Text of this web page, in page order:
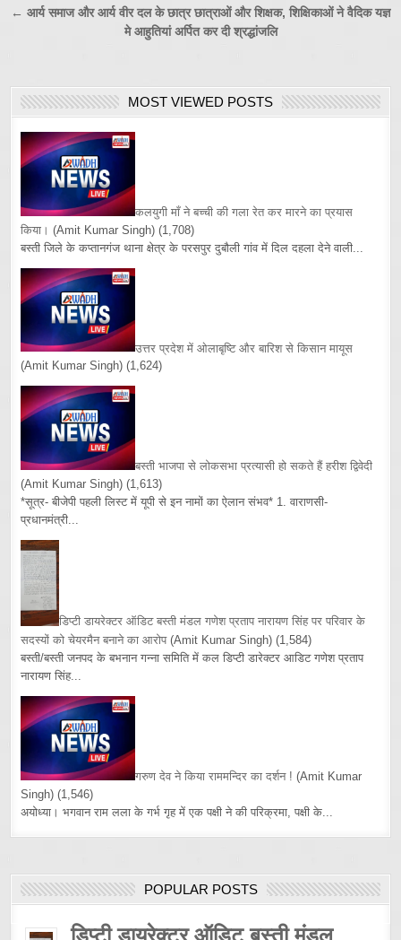
navigation
← आर्य समाज और आर्य वीर दल के छात्र छात्राओं और शिक्षक, शिक्षिकाओं ने वैदिक यज्ञ
मे आहुतियां अर्पित कर दी श्रद्धांजलि
MOST VIEWED POSTS
कलयुगी माँ ने बच्ची की गला रेत कर मारने का प्रयास
किया। (Amit Kumar Singh) (1,708)
बस्ती जिले के कप्तानगंज थाना क्षेत्र के परसपुर दुबौली गांव में दिल दहला देने वाली...
उत्तर प्रदेश में ओलाबृष्टि और बारिश से किसान मायूस
(Amit Kumar Singh) (1,624)
बस्ती भाजपा से लोकसभा प्रत्यासी हो सकते हैं हरीश द्विवेदी
(Amit Kumar Singh) (1,613)
*सूत्र- बीजेपी पहली लिस्ट में यूपी से इन नामों का ऐलान संभव* 1. वाराणसी-
प्रधानमंत्री...
डिप्टी डायरेक्टर ऑडिट बस्ती मंडल गणेश प्रताप नारायण सिंह पर परिवार के
सदस्यों को चेयरमैन बनाने का आरोप (Amit Kumar Singh) (1,584)
बस्ती/बस्ती जनपद के बभनान गन्ना समिति में कल डिप्टी डारेक्टर आडिट गणेश प्रताप
नारायण सिंह...
गरुण देव ने किया राममन्दिर का दर्शन ! (Amit Kumar
Singh) (1,546)
अयोध्या। भगवान राम लला के गर्भ गृह में एक पक्षी ने की परिक्रमा, पक्षी के...
POPULAR POSTS
डिप्टी डायरेक्टर ऑडिट बस्ती मंडल